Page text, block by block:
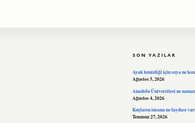
SON YAZILAR
Ayak temizliği için suya ne
Ağustos 5, 2026
Anadolu Üniversitesi ne
Ağustos 4, 2026
Kuşların insana ne faydası
Temmuz 27, 2026